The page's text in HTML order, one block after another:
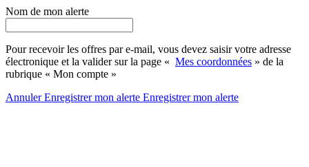
Nom de mon alerte
Pour recevoir les offres par e-mail, vous devez saisir votre adresse
électronique et la valider sur la page « Mes coordonnées » de la
rubrique « Mon compte »
AnnulerEnregistrer mon alerte Enregistrermon alerte